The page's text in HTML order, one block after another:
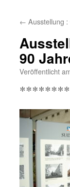
← Ausstellung
90
Veröffentlicht